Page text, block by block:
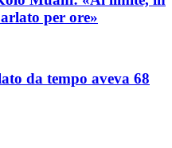
per ore»
da tempo aveva 68